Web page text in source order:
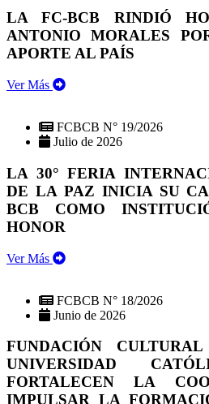
LA FC-BCB RINDIÓ
ANTONIO MORALES
APORTE AL PAÍS
Ver Más
FCBCB N° 19/2026
Julio de 2026
LA 30° FERIA
DE LA PAZ INICIA SU
BCB COMO
HONOR
Ver Más
FCBCB N° 18/2026
Junio de 2026
FUNDACIÓN
UNIVERSIDAD
FORTALECEN LA
IMPULSAR LA